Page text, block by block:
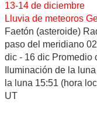
13-14 de diciembre
Lluvia de meteoros
Faetón (asteroide)
paso del meridiano
dic - 16 dic Promedio
Iluminación de la
la luna 15:51 (hora
UT